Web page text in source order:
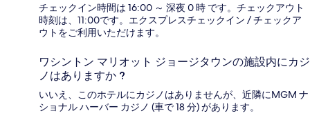
チェックイン時間は 16:00 ～ 深夜 0 時 です。チェックアウト
時刻は、11:00です。エクスプレスチェックイン / チェックア
ウトをご利用いただけます。
ワシントン マリオット ジョージタウンの施設内にカジ
ノはありますか ?
いいえ、このホテルにカジノはありませんが、近隣にMGM ナ
ショナル ハーバー カジノ (車で 18 分) があります。